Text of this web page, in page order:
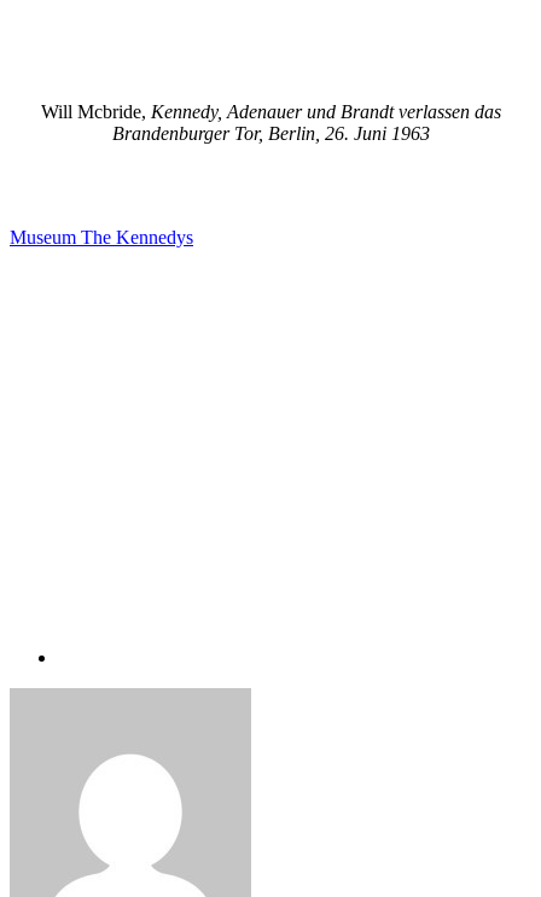
Will Mcbride, Kennedy, Adenauer und Brandt verlassen das
Brandenburger Tor, Berlin, 26. Juni 1963
Museum The Kennedys